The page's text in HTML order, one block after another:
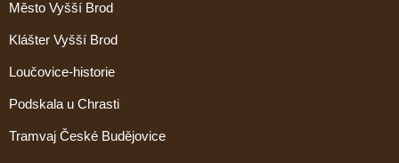
Město Vyšší Brod
Klášter Vyšší Brod
Loučovice-historie
Podskala u Chrasti
Tramvaj České Budějovice